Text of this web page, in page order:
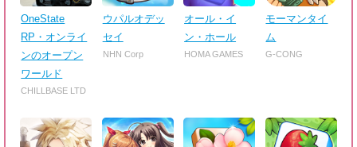
OneState
RP・オンライ
ンのオープン
ワールド
CHILLBASE LTD
ウパルオデッ
セイ
NHN Corp
オール・イ
ン・ホール
HOMA GAMES
モーマンタイ
ム
G-CONG